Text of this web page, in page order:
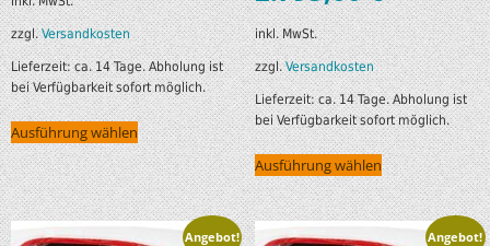
zzgl.Versandkosten
Lieferzeit:ca. 14 Tage. Abholung ist
bei Verfügbarkeit sofort möglich.
Ausführung wählen
inkl. MwSt.
zzgl.Versandkosten
Lieferzeit:ca. 14 Tage. Abholung ist
bei Verfügbarkeit sofort möglich.
Ausführung wählen
Angebot! Angebot!